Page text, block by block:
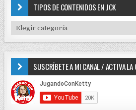
f
r
:
TIPOS DE CONTENIDOS EN JCK
I
P
D
E
C
O
SUSCRÍBETE A MI CANAL / ACTIVA LA